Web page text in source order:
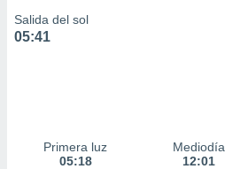
Salida del sol
05:41
Primera luz
05:18
Mediodía
12:01